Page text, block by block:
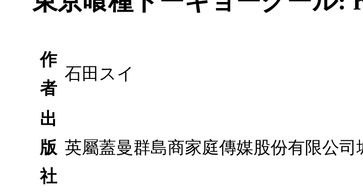
作
者
石田スイ
出
版
社
英屬蓋曼群島商家庭傳媒股份有限公司